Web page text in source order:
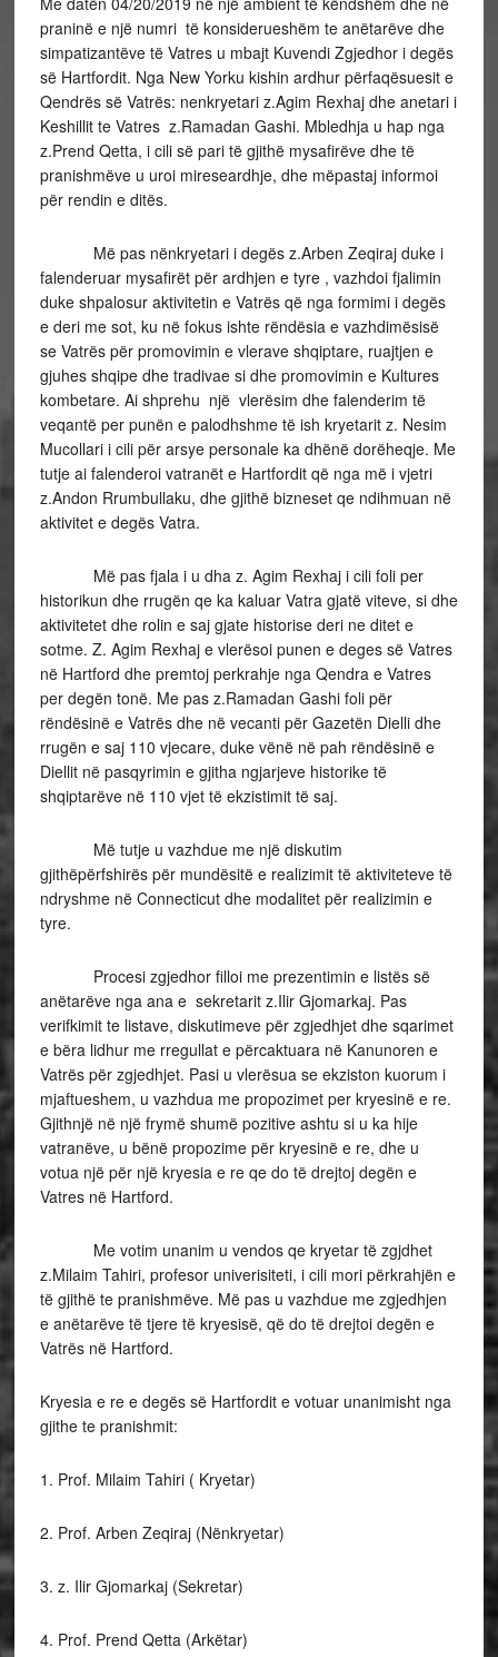
praninë e një numri të konsiderueshëm te anëtarëve dhe
simpatizantëve të Vatres u mbajt Kuvendi Zgjedhor i degës
së Hartfordit. Nga New Yorku kishin ardhur përfaqësuesit e
Qendrës së Vatrës: nenkryetari z.Agim Rexhaj dhe anetari i
Keshillit te Vatres z.Ramadan Gashi. Mbledhja u hap nga
z.Prend Qetta, i cili së pari të gjithë mysafirëve dhe të
pranishmëve u uroi mireseardhje, dhe mëpastaj informoi
për rendin e ditës.
Më pas nënkryetari i degës z.Arben Zeqiraj duke i
falenderuar mysafirët për ardhjen e tyre , vazhdoi fjalimin
duke shpalosur aktivitetin e Vatrës që nga formimi i degës
e deri me sot, ku në fokus ishte rëndësia e vazhdimësisë
se Vatrës për promovimin e vlerave shqiptare, ruajtjen e
gjuhes shqipe dhe tradivae si dhe promovimin e Kultures
kombetare. Ai shprehu një vlerësim dhe falenderim të
veqantë per punën e palodhshme të ish kryetarit z. Nesim
Mucollari i cili për arsye personale ka dhënë dorëheqje. Me
tutje ai falenderoi vatranët e Hartfordit që nga më i vjetri
z.Andon Rrumbullaku, dhe gjithë bizneset qe ndihmuan në
aktivitet e degës Vatra.
Më pas fjala i u dha z. Agim Rexhaj i cili foli per
historikun dhe rrugën qe ka kaluar Vatra gjatë viteve, si dhe
aktivitetet dhe rolin e saj gjate historise deri ne ditet e
sotme. Z. Agim Rexhaj e vlerësoi punen e deges së Vatres
në Hartford dhe premtoj perkrahje nga Qendra e Vatres
per degën tonë. Me pas z.Ramadan Gashi foli për
rëndësinë e Vatrës dhe në vecanti për Gazetën Dielli dhe
rrugën e saj 110 vjecare, duke vënë në pah rëndësinë e
Diellit në pasqyrimin e gjitha ngjarjeve historike të
shqiptarëve në 110 vjet të ekzistimit të saj.
Më tutje u vazhdue me një diskutim
gjithëpërfshirës për mundësitë e realizimit të aktiviteteve të
ndryshme në Connecticut dhe modalitet për realizimin e
tyre.
Procesi zgjedhor filloi me prezentimin e listës së
anëtarëve nga ana e sekretarit z.Ilir Gjomarkaj. Pas
verifkimit te listave, diskutimeve për zgjedhjet dhe sqarimet
e bëra lidhur me rregullat e përcaktuara në Kanunoren e
Vatrës për zgjedhjet. Pasi u vlerësua se ekziston kuorum i
mjaftueshem, u vazhdua me propozimet per kryesinë e re.
Gjithnjë në një frymë shumë pozitive ashtu si u ka hije
vatranëve, u bënë propozime për kryesinë e re, dhe u
votua një për një kryesia e re qe do të drejtoj degën e
Vatres në Hartford.
Me votim unanim u vendos qe kryetar të zgjdhet
z.Milaim Tahiri, profesor univerisiteti, i cili mori përkrahjën e
të gjithë te pranishmëve. Më pas u vazhdue me zgjedhjen
e anëtarëve të tjere të kryesisë, që do të drejtoi degën e
Vatrës në Hartford.
Kryesia e re e degës së Hartfordit e votuar unanimisht nga
gjithe te pranishmit:
1. Prof. Milaim Tahiri ( Kryetar)
2. Prof. Arben Zeqiraj (Nënkryetar)
3. z. Ilir Gjomarkaj (Sekretar)
4. Prof. Prend Qetta (Arkëtar)